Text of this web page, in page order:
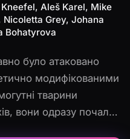
Aleš Karel, Mike
Grey, Johana
Bohatyrova
було атаковано
модифікованими
тварини
вони одразу почали